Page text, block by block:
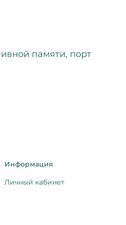
памяти, порт
Информация
Личный кабинет